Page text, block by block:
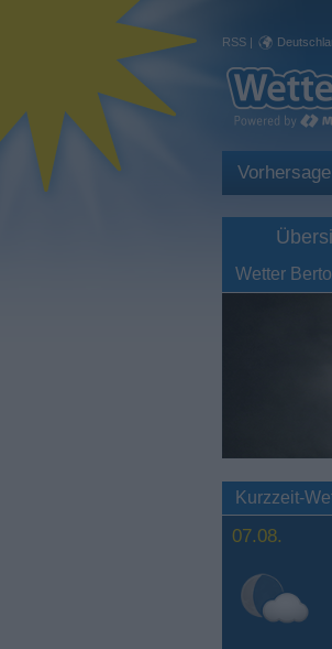
RSS |
Vorhersage
Wetter
Kurzzeit-
07.08.